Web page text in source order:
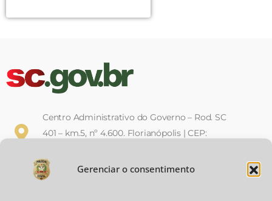
Gerenciar o consentimento
Centro Administrativo do Governo – Rod. SC
401 – km.5, nº 4.600. Florianópolis | CEP:
Horário de Expediente: Das 12h às